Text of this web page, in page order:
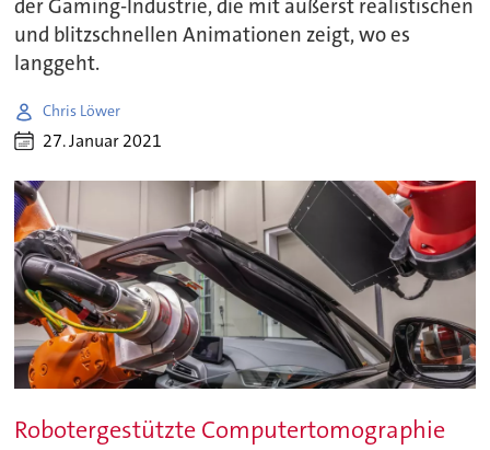
der Gaming-Industrie, die mit äußerst realistischen
und blitzschnellen Animationen zeigt, wo es
langgeht.
Chris Löwer
27. Januar 2021
Robotergestützte Computertomographie